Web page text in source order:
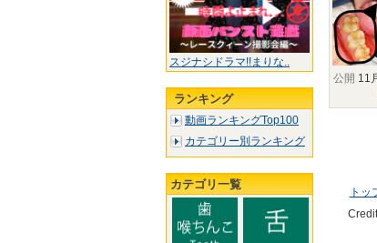
スジナシドラマ!!まりな..
ランキング
動画ランキングTop100
カテゴリー別ランキング
カテゴリ一覧
公開 11
トッ